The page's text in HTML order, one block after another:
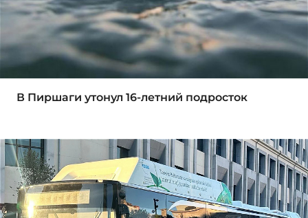
В Пиршаги утонул 16-летний подросток